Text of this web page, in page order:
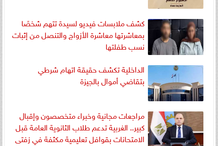
كشف ملابسات فيديو لسيدة تتهم شخصًا
بمعاشرتها معاشرة الأزواج والتنصل من إثبات
نسب طفلتها
الداخلية تكشف حقيقة اتهام شرطي
بتقاضي أموال بالجيزة
مراجعات مجانية وخبراء متخصصون وإقبال
كبير.. الغربية تدعم طلاب الثانوية العامة قبل
الامتحانات بقوافل تعليمية مكثفة في زفتى